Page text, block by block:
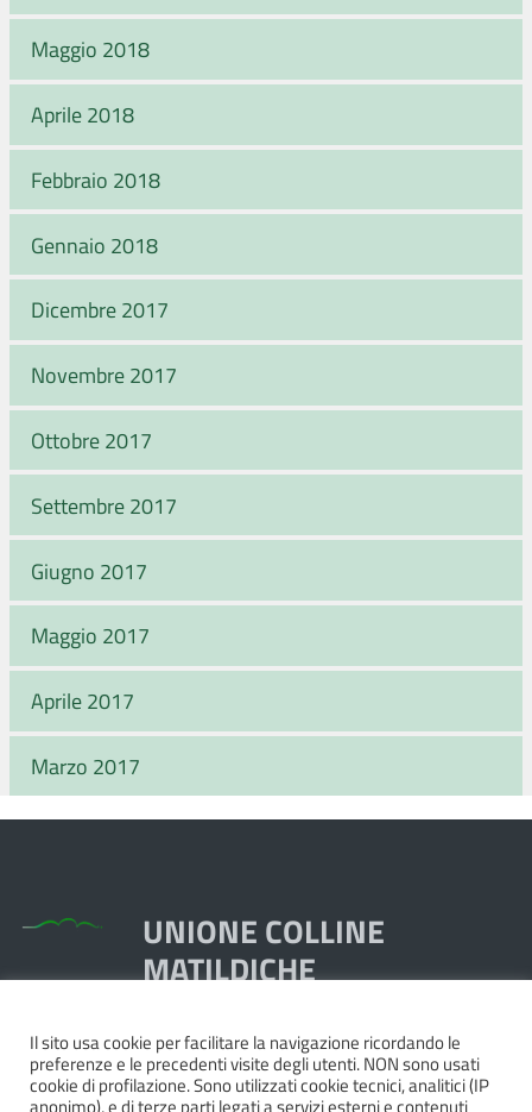
Maggio 2018
Aprile 2018
Febbraio 2018
Gennaio 2018
Dicembre 2017
Novembre 2017
Ottobre 2017
Settembre 2017
Giugno 2017
Maggio 2017
Aprile 2017
Marzo 2017
UNIONE COLLINE
MATILDICHE
Piazza Dante, 1,
42020 Quattro Castella RE
Il sito usa cookie per facilitare la navigazione ricordando le
preferenze e le precedenti visite degli utenti. NON sono usati
cookie di profilazione. Sono utilizzati cookie tecnici, analitici (IP
anonimo), e di terze parti legati a servizi esterni e contenuti